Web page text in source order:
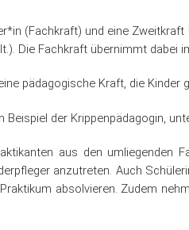
(Fachkraft) und eine
Die Fachkraft übernimmt dabei
pädagogische Kraft, die Kinder
der Krippenpädagogin,
aus den umliegenden
anzutreten. Auch
absolvieren. Zudem